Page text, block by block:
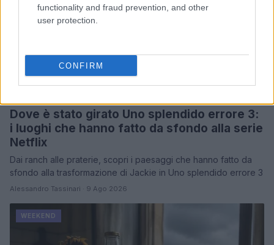
functionality and fraud prevention, and other
user protection.
CONFIRM
Dove è stato girato Uno splendido errore 3:
i luoghi che hanno fatto da sfondo alla serie
Netflix
Dai ranch alle praterie, scopri i paesaggi che hanno fatto da
sfondo alla trasformazione di Jackie in Uno splendido errore 3
Alessandro Tassinari · 9 Ago 2026
WEEKEND